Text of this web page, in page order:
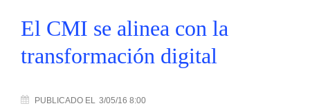
El CMI se alinea con la
transformación digital
PUBLICADO EL 3/05/16 8:00